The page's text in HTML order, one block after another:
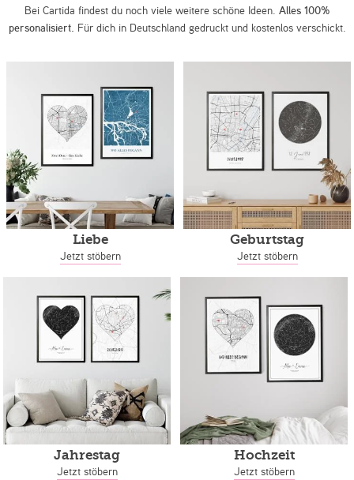
Bei Cartida findest du noch viele weitere schöne Ideen. Alles 100%
personalisiert. Für dich in Deutschland gedruckt und kostenlos verschickt.
Liebe
Jetzt stöbern
Geburtstag
Jetzt stöbern
Jahrestag
Jetzt stöbern
Hochzeit
Jetzt stöbern